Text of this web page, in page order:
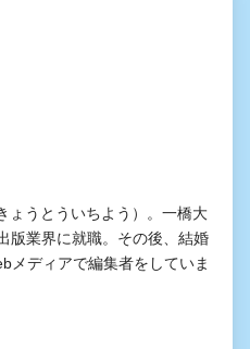
ょうとういちよう）。一橋大
版業界に就職。その後、結婚
メディアで編集者をしていま